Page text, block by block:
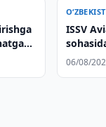
ISSV
06/08/